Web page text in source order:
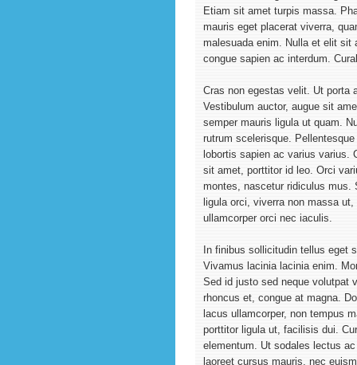
Etiam sit amet turpis massa.
mauris eget placerat viverra,
malesuada enim. Nulla et elit sit
congue sapien ac interdum.
Cras non egestas velit. Ut porta
Vestibulum auctor, augue sit
semper mauris ligula ut quam.
rutrum scelerisque.
lobortis sapien ac varius varius.
sit amet, porttitor id leo. Orci
montes, nascetur ridiculus mus.
ligula orci, viverra non massa
ullamcorper orci nec iaculis.
In finibus sollicitudin tellus eget
Vivamus lacinia lacinia enim.
Sed id justo sed neque volutpat
rhoncus et, congue at magna.
lacus ullamcorper, non tempus
porttitor ligula ut, facilisis dui.
elementum. Ut sodales lectus
laoreet cursus mauris, nec